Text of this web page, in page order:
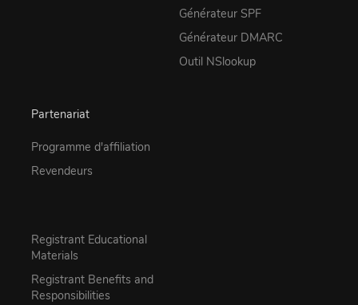
Générateur SPF
Générateur DMARC
Outil NSlookup
Partenariat
Programme d'affiliation
Revendeurs
Registrant Educational
Materials
Registrant Benefits and
Responsibilities